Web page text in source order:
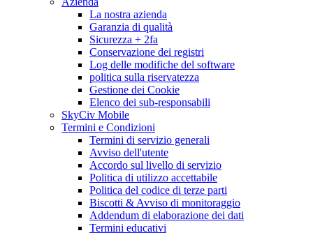
La nostra azienda
Garanzia di qualità
Sicurezza + 2fa
Conservazione dei registri
Log delle modifiche del software
politica sulla riservatezza
Gestione dei Cookie
Elenco dei sub-responsabili
SkyCiv Mobile
Termini e Condizioni
Termini di servizio generali
Avviso dell'utente
Accordo sul livello di servizio
Politica di utilizzo accettabile
Politica del codice di terze parti
Biscotti & Avviso di monitoraggio
Addendum di elaborazione dei dati
Termini educativi